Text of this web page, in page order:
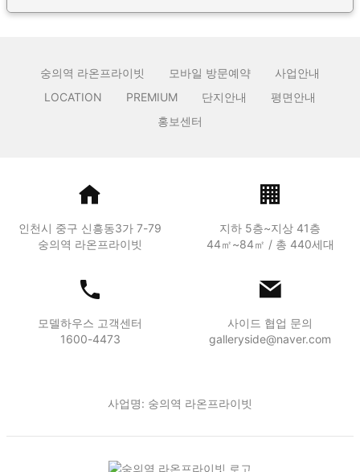
숭의역 라온프라이빗 모바일 방문예약
사업안내
LOCATION
PREMIUM 단지안내
평면안내
홍보센터
인천시 중구 신흥동3가 7-79
숭의역 라온프라이빗
지하 5층~지상 41층
44㎡~84㎡ / 총 440세대
모델하우스 고객센터
1600-4473
사이드 협업 문의
galleryside@naver.com
사업명: 숭의역 라온프라이빗